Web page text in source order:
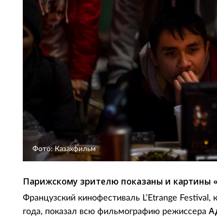
Фото: Казахфильм
Парижскому зрителю показаны и картины
Французский кинофестиваль L’Etrange
года, показал всю фильмографию режиссера